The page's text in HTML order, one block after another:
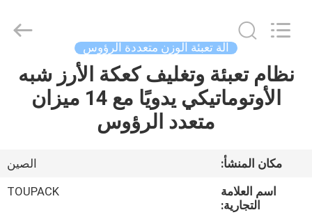
بيت
معلومات
EQUIPMENT
Reserved.
آلة تعبئة الوزن متعددة الرؤوس
نظام تعبئة وتغليف كعكة الأرز شبه
الأوتوماتيكي يدويًا مع 14 ميزان
متعدد الرؤوس
مكان المنشأ:
الصين
اسم العلامة
التجارية:
TOUPACK